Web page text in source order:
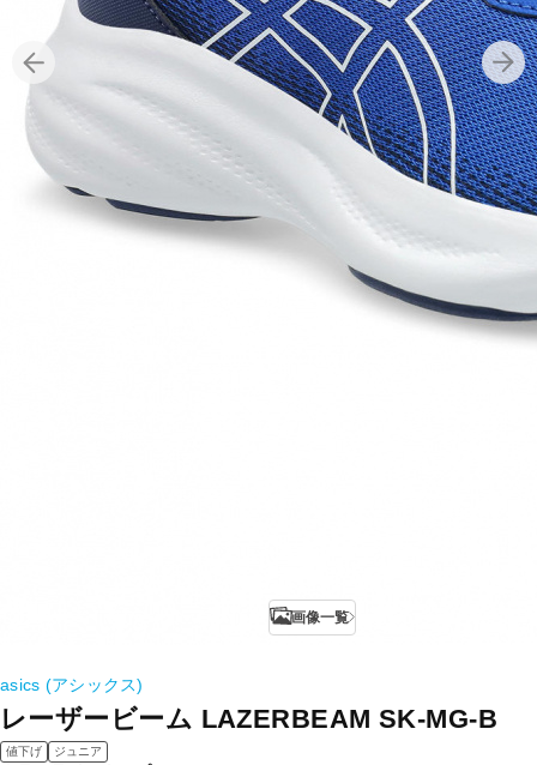
画像一覧
asics (アシックス)
レーザービーム LAZERBEAM SK-MG-B
値下げ ジュニア